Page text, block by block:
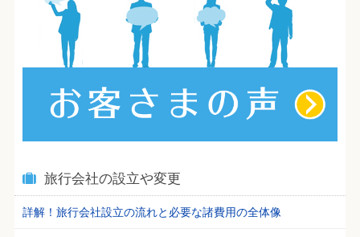
旅行会社の設立や変更
詳解！旅行会社設立の流れと必要な諸費用の全体像